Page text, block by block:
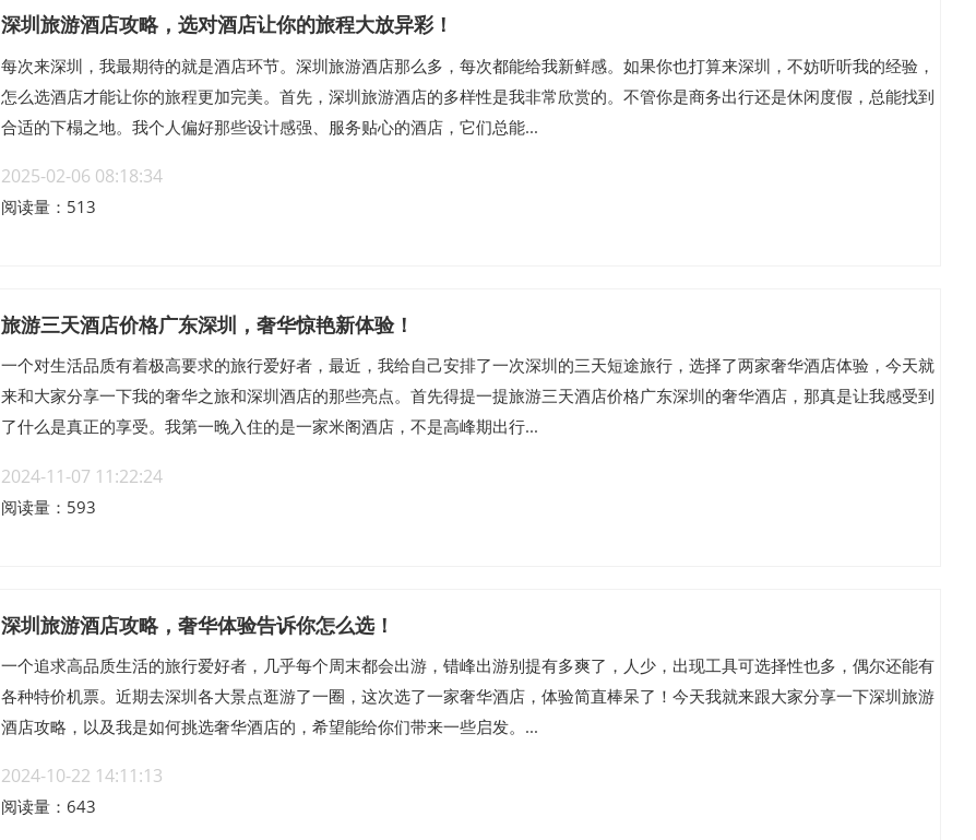
深圳旅游酒店攻略，选对酒店让你的旅程大放异彩！
每次来深圳，我最期待的就是酒店环节。深圳旅游酒店那么多，每次都能给我新鲜感。如果你也打算来深圳，不妨听听我的经验，
怎么选酒店才能让你的旅程更加完美。首先，深圳旅游酒店的多样性是我非常欣赏的。不管你是商务出行还是休闲度假，总能找到
合适的下榻之地。我个人偏好那些设计感强、服务贴心的酒店，它们总能...
2025-02-06 08:18:34
阅读量：513
旅游三天酒店价格广东深圳，奢华惊艳新体验！
一个对生活品质有着极高要求的旅行爱好者，最近，我给自己安排了一次深圳的三天短途旅行，选择了两家奢华酒店体验，今天就
来和大家分享一下我的奢华之旅和深圳酒店的那些亮点。首先得提一提旅游三天酒店价格广东深圳的奢华酒店，那真是让我感受到
了什么是真正的享受。我第一晚入住的是一家米阁酒店，不是高峰期出行...
2024-11-07 11:22:24
阅读量：593
深圳旅游酒店攻略，奢华体验告诉你怎么选！
一个追求高品质生活的旅行爱好者，几乎每个周末都会出游，错峰出游别提有多爽了，人少，出现工具可选择性也多，偶尔还能有
各种特价机票。近期去深圳各大景点逛游了一圈，这次选了一家奢华酒店，体验简直棒呆了！今天我就来跟大家分享一下深圳旅游
酒店攻略，以及我是如何挑选奢华酒店的，希望能给你们带来一些启发。...
2024-10-22 14:11:13
阅读量：643